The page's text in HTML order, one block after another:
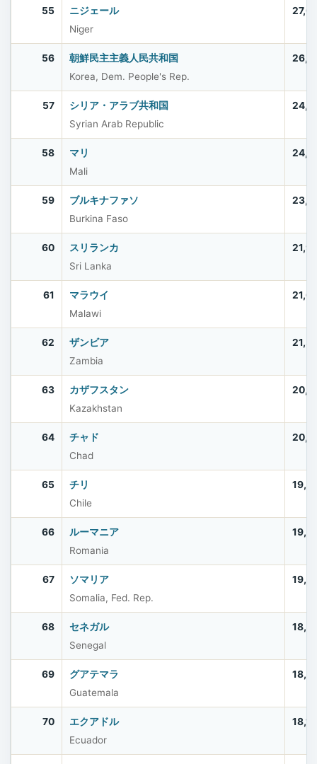
55
ニジェール
Niger
56
朝鮮民主主義人民共和国
Korea, Dem. People's Rep.
57
シリア・アラブ共和国
Syrian Arab Republic
58
マリ
Mali
59
ブルキナファソ
Burkina Faso
60
スリランカ
Sri Lanka
61
マラウイ
Malawi
62
ザンビア
Zambia
63
カザフスタン
Kazakhstan
64
チャド
Chad
65
チリ
Chile
66
ルーマニア
Romania
67
ソマリア
Somalia, Fed. Rep.
68
セネガル
Senegal
69
グアテマラ
Guatemala
70
エクアドル
Ecuador